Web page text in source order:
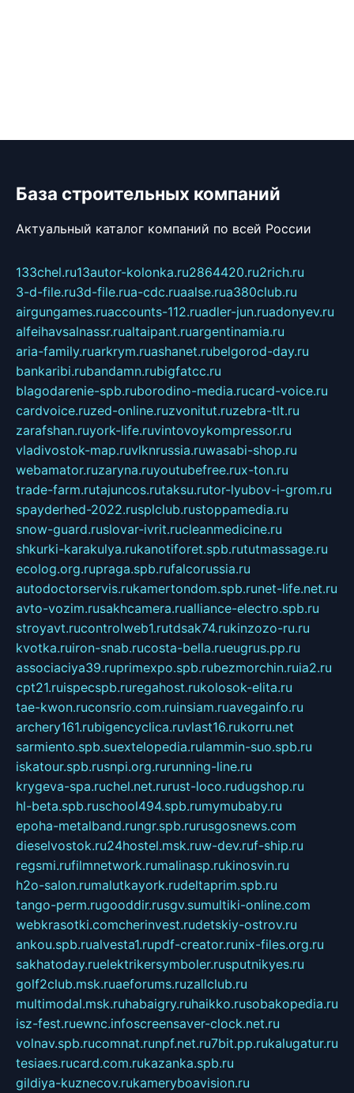
База строительных компаний
Актуальный каталог компаний по всей России
133chel.ru13autor-kolonka.ru2864420.ru2rich.ru
3-d-file.ru3d-file.rua-cdc.ruaalse.rua380club.ru
airgungames.ruaccounts-112.ruadler-jun.ruadonyev.ru
alfeihavsalnassr.rualtaipant.ruargentinamia.ru
aria-family.ruarkrym.ruashanet.rubelgorod-day.ru
bankaribi.rubandamn.rubigfatcc.ru
blagodarenie-spb.ruborodino-media.rucard-voice.ru
cardvoice.ruzed-online.ruzvonitut.ruzebra-tlt.ru
zarafshan.ruyork-life.ruvintovoykompressor.ru
vladivostok-map.ruvlknrussia.ruwasabi-shop.ru
webamator.ruzaryna.ruyoutubefree.rux-ton.ru
trade-farm.rutajuncos.rutaksu.rutor-lyubov-i-grom.ru
spayderhed-2022.rusplclub.rustoppamedia.ru
snow-guard.ruslovar-ivrit.rucleanmedicine.ru
shkurki-karakulya.rukanotiforet.spb.rututmassage.ru
ecolog.org.rupraga.spb.rufalcorussia.ru
autodoctorservis.rukamertondom.spb.runet-life.net.ru
avto-vozim.rusakhcamera.rualliance-electro.spb.ru
stroyavt.rucontrolweb1.rutdsak74.rukinzozo-ru.ru
kvotka.ruiron-snab.rucosta-bella.rueugrus.pp.ru
associaciya39.ruprimexpo.spb.rubezmorchin.ruia2.ru
cpt21.ruispecspb.ruregahost.rukolosok-elita.ru
tae-kwon.ruconsrio.com.ruinsiam.ruavegainfo.ru
archery161.rubigencyclica.ruvlast16.rukorru.net
sarmiento.spb.suextelopedia.rulammin-suo.spb.ru
iskatour.spb.rusnpi.org.rurunning-line.ru
krygeva-spa.ruchel.net.rurust-loco.rudugshop.ru
hl-beta.spb.ruschool494.spb.rumymubaby.ru
epoha-metalband.rungr.spb.rurusgosnews.com
dieselvostok.ru24hostel.msk.ruw-dev.ruf-ship.ru
regsmi.rufilmnetwork.rumalinasp.rukinosvin.ru
h2o-salon.rumalutkayork.rudeltaprim.spb.ru
tango-perm.rugooddir.rusgv.sumultiki-online.com
webkrasotki.comcherinvest.rudetskiy-ostrov.ru
ankou.spb.rualvesta1.rupdf-creator.runix-files.org.ru
sakhatoday.ruelektrikersymboler.rusputnikyes.ru
golf2club.msk.ruaeforums.ruzallclub.ru
multimodal.msk.ruhabaigry.ruhaikko.rusobakopedia.ru
isz-fest.ruewnc.infoscreensaver-clock.net.ru
volnav.spb.rucomnat.runpf.net.ru7bit.pp.rukalugatur.ru
tesiaes.rucard.com.rukazanka.spb.ru
gildiya-kuznecov.rukameryboavision.ru